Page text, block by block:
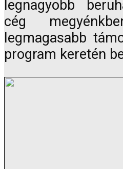
legnagyobb
cég
legmagasabb
program keretén